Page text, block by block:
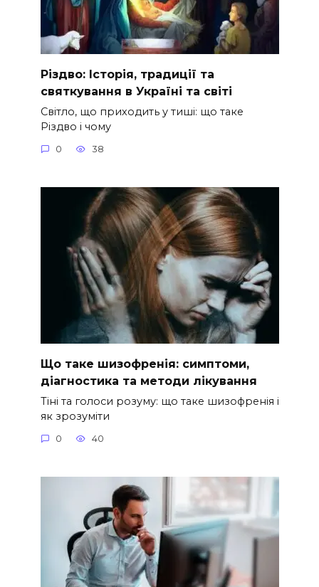
Різдво: Історія, традиції та
святкування в Україні та світі
Світло, що приходить у тиші: що таке
Різдво і чому
0 38
Що таке шизофренія: симптоми,
діагностика та методи лікування
Тіні та голоси розуму: що таке шизофренія і
як зрозуміти
0 40